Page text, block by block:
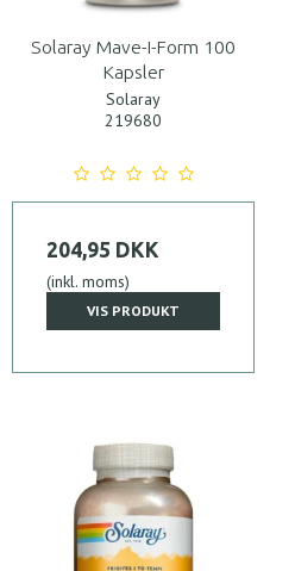
Solaray Mave-I-Form 100
Kapsler
Solaray
219680
204,95 DKK
(inkl. moms)
VIS PRODUKT